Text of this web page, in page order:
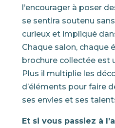
l’encourager à poser
se sentira soutenu
curieux et impliqué
Chaque salon, chaque
brochure collectée est
Plus il multiplie les
d’éléments pour faire
ses envies et ses
Et si vous passiez à